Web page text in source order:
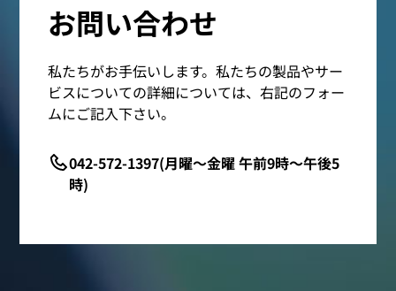
お問い合わせ
私たちがお手伝いします。私たちの製品やサー
ビスについての詳細については、右記のフォー
ムにご記入下さい。
042-572-1397(月曜～金曜 午前9時～午後5
時)